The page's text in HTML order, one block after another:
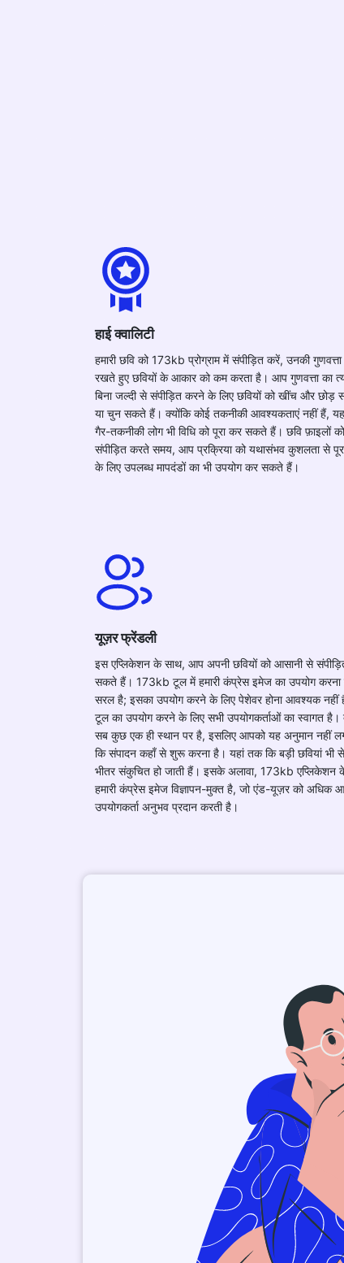
हाई क्वालिटी
हमारी छवि को 173kb प्रोग्राम में संपीड़ित करें, उनकी गुणवत्ता
रखते हुए छवियों के आकार को कम करता है। आप गुणवत्ता का
बिना जल्दी से संपीड़ित करने के लिए छवियों को खींच और छोड़
या चुन सकते हैं। क्योंकि कोई तकनीकी आवश्यकताएं नहीं हैं,
गैर-तकनीकी लोग भी विधि को पूरा कर सकते हैं। छवि फ़ाइलों को
संपीड़ित करते समय, आप प्रक्रिया को यथासंभव कुशलता से
के लिए उपलब्ध मापदंडों का भी उपयोग कर सकते हैं।
यूज़र फ्रेंडली
इस एप्लिकेशन के साथ, आप अपनी छवियों को आसानी से
सकते हैं। 173kb टूल में हमारी कंप्रेस इमेज का उपयोग करना
सरल है; इसका उपयोग करने के लिए पेशेवर होना आवश्यक नहीं
टूल का उपयोग करने के लिए सभी उपयोगकर्ताओं का स्वागत है।
सब कुछ एक ही स्थान पर है, इसलिए आपको यह अनुमान नहीं
कि संपादन कहाँ से शुरू करना है। यहां तक कि बड़ी छवियां
भीतर संकुचित हो जाती हैं। इसके अलावा, 173kb एप्लिकेशन
हमारी कंप्रेस इमेज विज्ञापन-मुक्त है, जो एंड-यूज़र को अधिक
उपयोगकर्ता अनुभव प्रदान करती है।